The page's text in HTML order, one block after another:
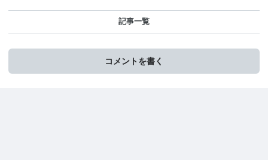
記事一覧
コメントを書く